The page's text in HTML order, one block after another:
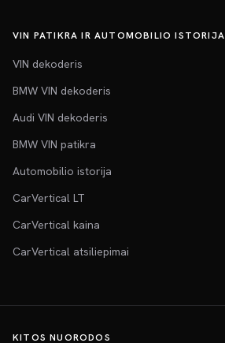
VIN PATIKRA IR AUTOMOBILIO ISTORIJA
VIN dekoderis
BMW VIN dekoderis
Audi VIN dekoderis
BMW VIN patikra
Automobilio istorija
CarVertical LT
CarVertical kaina
CarVertical atsiliepimai
KITOS NUORODOS